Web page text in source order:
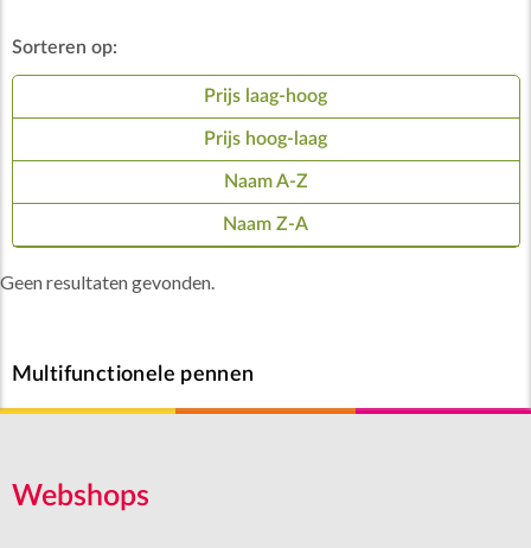
Sorteren op:
Prijs laag-hoog
Prijs hoog-laag
Naam A-Z
Naam Z-A
Geen resultaten gevonden.
Multifunctionele pennen
Webshops